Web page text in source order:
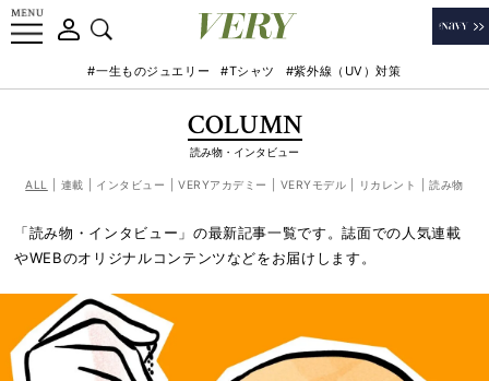
#一生ものジュエリー #Tシャツ #紫外線（UV）対策
COLUMN
読み物・インタビュー
ALL 連載 インタビュー VERYアカデミー VERYモデル リカレント 読み物
「読み物・インタビュー」の最新記事一覧です。誌面での人気連載
やWEBのオリジナルコンテンツなどをお届けします。